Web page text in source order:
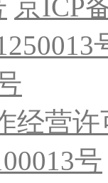
京ICP
经营
号